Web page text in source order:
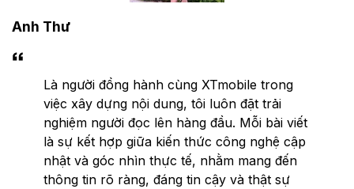
Anh Thư
Là người đồng hành cùng XTmobile trong
việc xây dựng nội dung, tôi luôn đặt trải
nghiệm người đọc lên hàng đầu. Mỗi bài viết
là sự kết hợp giữa kiến thức công nghệ cập
nhật và góc nhìn thực tế, nhằm mang đến
thông tin rõ ràng, đáng tin cậy và thật sự